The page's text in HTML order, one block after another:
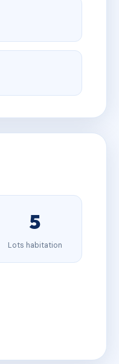
5
Lots habitation